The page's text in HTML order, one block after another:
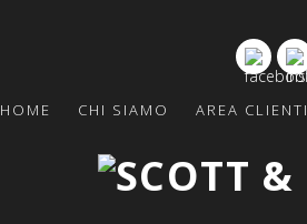
HOME CHI SIAMO AREA CLIENTI